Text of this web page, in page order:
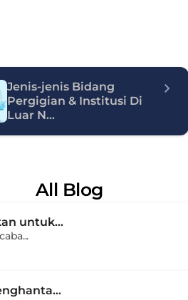
Jenis-jenis Bidang
Pergigian & Institusi Di
Luar N...
All Blog
untuk...